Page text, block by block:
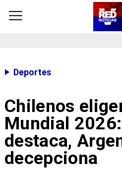
Deportes
Chilenos
Mundial
destaca,
decepciona